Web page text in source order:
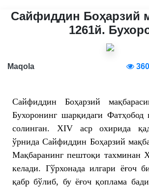
Сайфиддин Боҳарзий
1261й.
Maqola
Сайфиддин Боҳарзий
Бухоронинг шарқидаги Фатҳобод
солинган. XIV аср охирида
ўрнида Сайфиддин Боҳарзий
Мақбаранинг пештоқи тахминан
келади. Гўрхонада илгари ёғоч
қабр бўлиб, бу ёғоч қоплама